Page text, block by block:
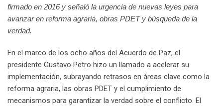
firmado en 2016 y señaló la urgencia de nuevas leyes para
avanzar en reforma agraria, obras PDET y búsqueda de la
verdad.
En el marco de los ocho años del Acuerdo de Paz, el
presidente Gustavo Petro hizo un llamado a acelerar su
implementación, subrayando retrasos en áreas clave como la
reforma agraria, las obras PDET y el cumplimiento de
mecanismos para garantizar la verdad sobre el conflicto. El